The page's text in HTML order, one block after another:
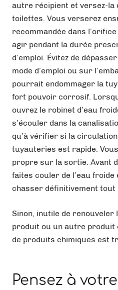
autre récipient et versez-la
toilettes. Vous verserez
recommandée dans
agir pendant la durée
d’emploi. Évitez de
mode d’emploi ou sur
pourrait endommager la
fort pouvoir corrosif.
ouvrez le robinet d’eau
s’écouler dans la
qu’à vérifier si la circulation
tuyauteries est rapide.
propre sur la sortie. Avant
faites couler de l’eau froide
chasser définitivement tout
Sinon, inutile de renouveler
produit ou un autre produit
de produits chimiques est
Pensez à